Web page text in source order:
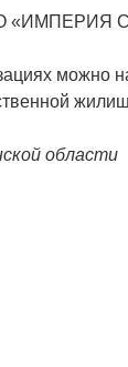
«ИМПЕРИЯ
можно
области